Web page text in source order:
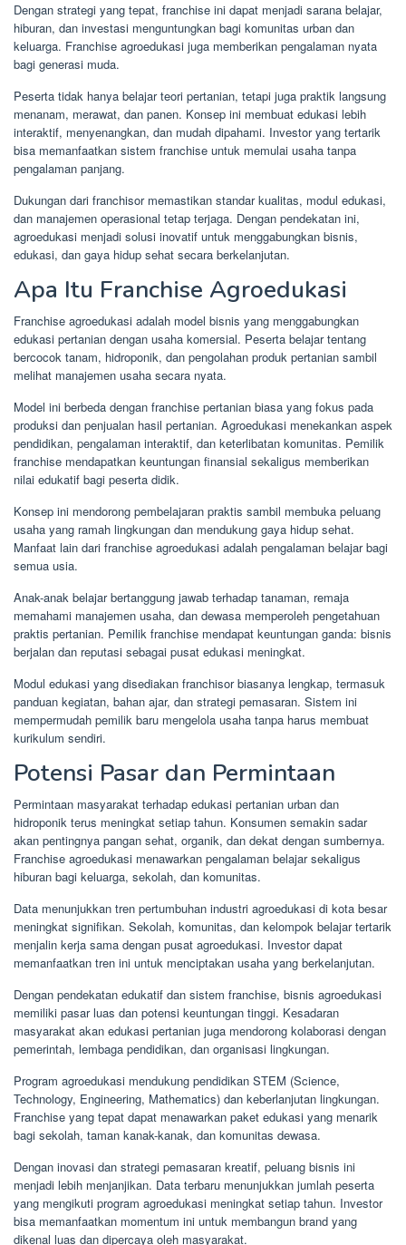
Dengan strategi yang tepat, franchise ini dapat menjadi sarana belajar,
hiburan, dan investasi menguntungkan bagi komunitas urban dan
keluarga. Franchise agroedukasi juga memberikan pengalaman nyata
bagi generasi muda.
Peserta tidak hanya belajar teori pertanian, tetapi juga praktik langsung
menanam, merawat, dan panen. Konsep ini membuat edukasi lebih
interaktif, menyenangkan, dan mudah dipahami. Investor yang tertarik
bisa memanfaatkan sistem franchise untuk memulai usaha tanpa
pengalaman panjang.
Dukungan dari franchisor memastikan standar kualitas, modul edukasi,
dan manajemen operasional tetap terjaga. Dengan pendekatan ini,
agroedukasi menjadi solusi inovatif untuk menggabungkan bisnis,
edukasi, dan gaya hidup sehat secara berkelanjutan.
Apa Itu Franchise Agroedukasi
Franchise agroedukasi adalah model bisnis yang menggabungkan
edukasi pertanian dengan usaha komersial. Peserta belajar tentang
bercocok tanam, hidroponik, dan pengolahan produk pertanian sambil
melihat manajemen usaha secara nyata.
Model ini berbeda dengan franchise pertanian biasa yang fokus pada
produksi dan penjualan hasil pertanian. Agroedukasi menekankan aspek
pendidikan, pengalaman interaktif, dan keterlibatan komunitas. Pemilik
franchise mendapatkan keuntungan finansial sekaligus memberikan
nilai edukatif bagi peserta didik.
Konsep ini mendorong pembelajaran praktis sambil membuka peluang
usaha yang ramah lingkungan dan mendukung gaya hidup sehat.
Manfaat lain dari franchise agroedukasi adalah pengalaman belajar bagi
semua usia.
Anak-anak belajar bertanggung jawab terhadap tanaman, remaja
memahami manajemen usaha, dan dewasa memperoleh pengetahuan
praktis pertanian. Pemilik franchise mendapat keuntungan ganda: bisnis
berjalan dan reputasi sebagai pusat edukasi meningkat.
Modul edukasi yang disediakan franchisor biasanya lengkap, termasuk
panduan kegiatan, bahan ajar, dan strategi pemasaran. Sistem ini
mempermudah pemilik baru mengelola usaha tanpa harus membuat
kurikulum sendiri.
Potensi Pasar dan Permintaan
Permintaan masyarakat terhadap edukasi pertanian urban dan
hidroponik terus meningkat setiap tahun. Konsumen semakin sadar
akan pentingnya pangan sehat, organik, dan dekat dengan sumbernya.
Franchise agroedukasi menawarkan pengalaman belajar sekaligus
hiburan bagi keluarga, sekolah, dan komunitas.
Data menunjukkan tren pertumbuhan industri agroedukasi di kota besar
meningkat signifikan. Sekolah, komunitas, dan kelompok belajar tertarik
menjalin kerja sama dengan pusat agroedukasi. Investor dapat
memanfaatkan tren ini untuk menciptakan usaha yang berkelanjutan.
Dengan pendekatan edukatif dan sistem franchise, bisnis agroedukasi
memiliki pasar luas dan potensi keuntungan tinggi. Kesadaran
masyarakat akan edukasi pertanian juga mendorong kolaborasi dengan
pemerintah, lembaga pendidikan, dan organisasi lingkungan.
Program agroedukasi mendukung pendidikan STEM (Science,
Technology, Engineering, Mathematics) dan keberlanjutan lingkungan.
Franchise yang tepat dapat menawarkan paket edukasi yang menarik
bagi sekolah, taman kanak-kanak, dan komunitas dewasa.
Dengan inovasi dan strategi pemasaran kreatif, peluang bisnis ini
menjadi lebih menjanjikan. Data terbaru menunjukkan jumlah peserta
yang mengikuti program agroedukasi meningkat setiap tahun. Investor
bisa memanfaatkan momentum ini untuk membangun brand yang
dikenal luas dan dipercaya oleh masyarakat.